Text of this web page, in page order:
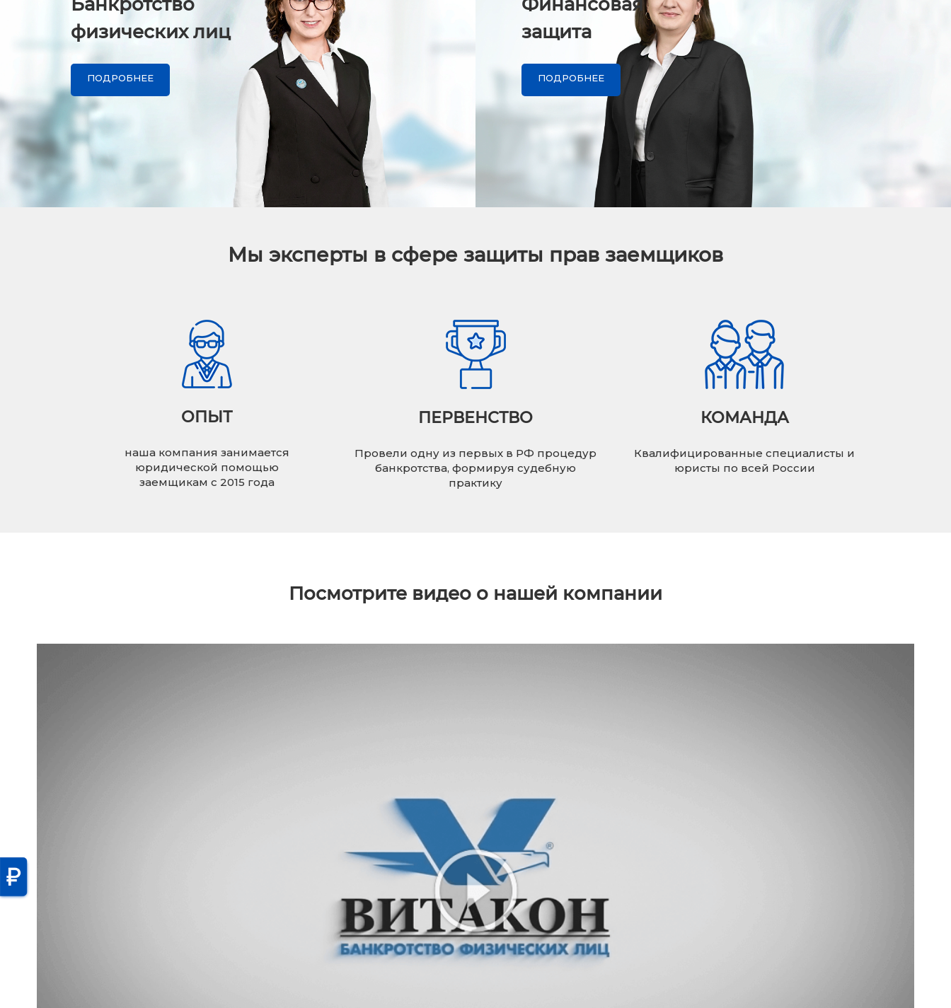
физических лиц
ПОДРОБНЕЕ
защита
ПОДРОБНЕЕ
Мы эксперты в сфере защиты прав заемщиков
ОПЫТ
наша компания занимается
юридической помощью
заемщикам с 2015 года
ПЕРВЕНСТВО
Провели одну из первых в РФ процедур
банкротства, формируя судебную
практику
КОМАНДА
Квалифицированные специалисты и
юристы по всей России
Посмотрите видео о нашей компании